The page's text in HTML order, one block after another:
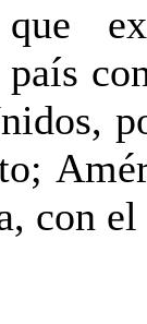
que
con